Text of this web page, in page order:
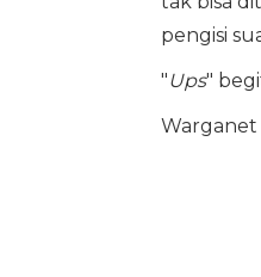
pengisi
"Ups"